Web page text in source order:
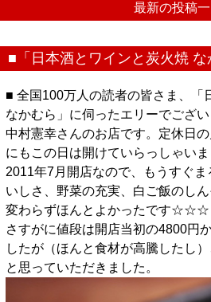
最新の投稿
■「日本酒とワインと炭火焼 な
■ 全国100万人の読者の皆さま、「
なかむら」に伺ったエリーでござい
中村憲幸さんのお店です。定休日
にもこの日は開けていらっしゃいま
2011年7月開店なので、もうすぐ
いしさ、野菜の充実、白ご飯のし
変わらずほんとよかったです☆☆☆
さすがに値段は開店当初の4800円
したが（ほんと食材が高騰したし
と思っていただきました。